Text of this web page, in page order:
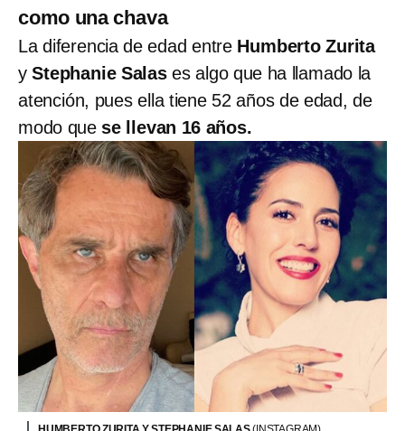
como una chava
La diferencia de edad entre Humberto Zurita
yStephanie Salases algo que ha llamado la
atención, pues ella tiene 52 años de edad, de
modo que se llevan 16 años.